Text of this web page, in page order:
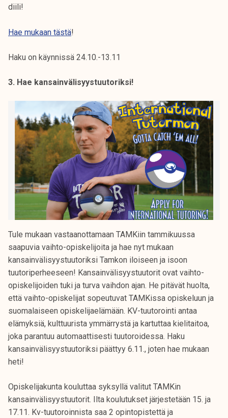
diili!
Hae mukaan tästä!
Haku on käynnissä 24.10.-13.11
3. Hae kansainvälisyystuutoriksi!
Tule mukaan vastaanottamaan TAMKiin tammikuussa
saapuvia vaihto-opiskelijoita ja hae nyt mukaan
kansainvälisyystuutoriksi Tamkon iloiseen ja isoon
tuutoriperheeseen! Kansainvälisyystuutorit ovat vaihto-
opiskelijoiden tuki ja turva vaihdon ajan. He pitävät huolta,
että vaihto-opiskelijat sopeutuvat TAMKissa opiskeluun ja
suomalaiseen opiskelijaelämään. KV-tuutorointi antaa
elämyksiä, kulttuurista ymmärrystä ja kartuttaa kielitaitoa,
joka parantuu automaattisesti tuutoroidessa. Haku
kansainvälisyystuutoriksi päättyy 6.11., joten hae mukaan
heti!
Opiskelijakunta kouluttaa syksyllä valitut TAMKin
kansainvälisyystuutorit. Ilta koulutukset järjestetään 15. ja
17.11. Kv-tuutoroinnista saa 2 opintopistettä ja